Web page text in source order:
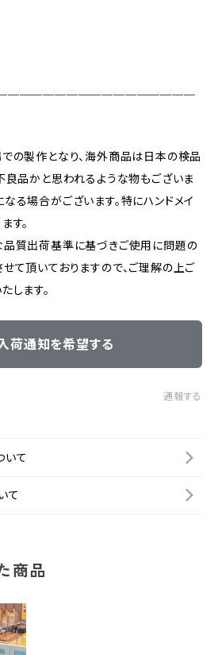
の製作となり、海外商品は日本の検品
良品かと思われるような物もございま
る場合がございます。特にハンドメイ
す。
質出荷基準に基づきご使用に問題の
て頂いておりますので、ご理解の上ご
します。
荷通知を希望する
通報する
いて
て
商品